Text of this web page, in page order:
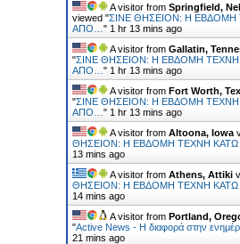
A visitor from Springfield,
viewed "ΣΙΝΕ ΘΗΣΕΙΟΝ: Η ΕΒΔΟΜΗ
ΑΠΟ… " 1 hr 13 mins ago
A visitor from Gallatin,
"ΣΙΝΕ ΘΗΣΕΙΟΝ: Η ΕΒΔΟΜΗ
ΑΠΟ… " 1 hr 13 mins ago
A visitor from Fort Worth,
"ΣΙΝΕ ΘΗΣΕΙΟΝ: Η ΕΒΔΟΜΗ
ΑΠΟ… " 1 hr 13 mins ago
A visitor from Altoona, Iowa
ΘΗΣΕΙΟΝ: Η ΕΒΔΟΜΗ ΤΕΧΝΗ ΚΑΤΩ
13 mins ago
A visitor from Athens, Attiki
ΘΗΣΕΙΟΝ: Η ΕΒΔΟΜΗ ΤΕΧΝΗ ΚΑΤΩ
14 mins ago
A visitor from Portland,
"Active News - Η διαφορά στην
21 mins ago